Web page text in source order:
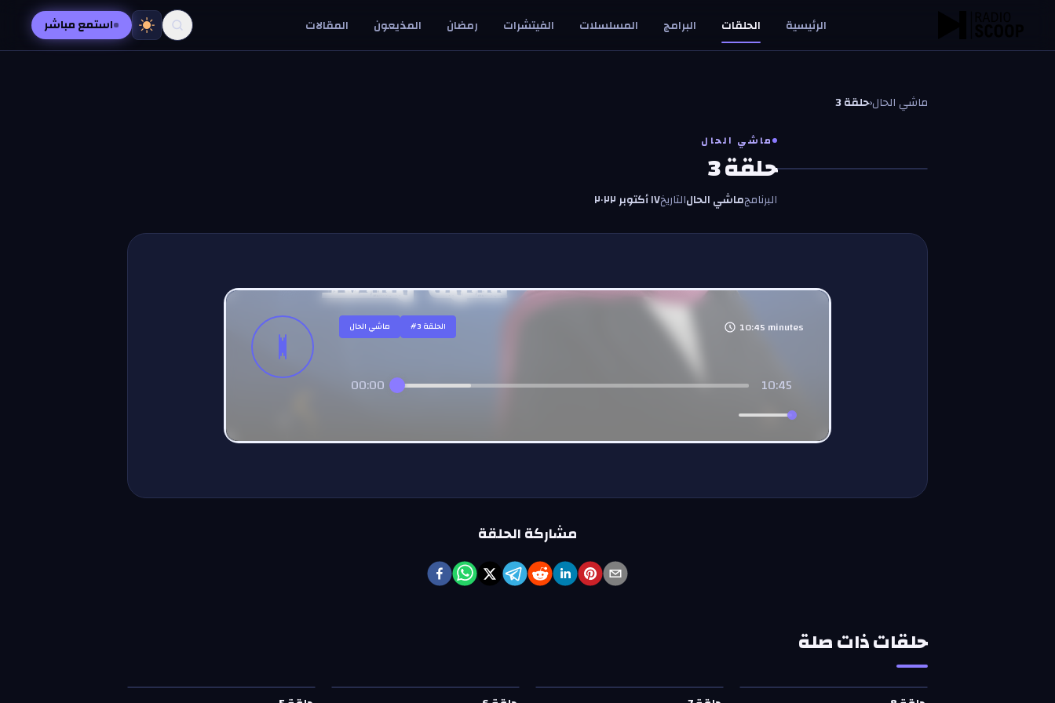
الرئيسية الحلقات البرامج المسلسلات الفيتشرات رمضان المذيعون المقالات استمع مباشر
ماشي الحال‹حلقة 3
ماشي الحال
حلقة 3
البرنامجماشي الحالالتاريخ١٧ أكتوبر ٢٠٢٢
ماشي الحال #الحلقة 3 10:45 minutes
00:00 10:45
مشاركة الحلقة
حلقات ذات صلة
حلقة8
—ماشي الحال حلقة7
—ماشي الحال حلقة6
—ماشي الحال حلقة5
—ماشي الحال